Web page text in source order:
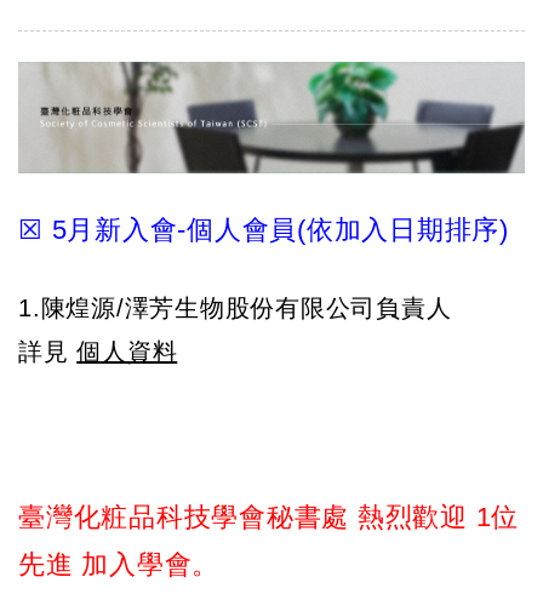
☒ 5月新入會-個人會員(依加入日期排序)
1.陳煌源/澤芳生物股份有限公司負責人
詳見個人資料
臺灣化粧品科技學會秘書處 熱烈歡迎 1位
先進 加入學會。